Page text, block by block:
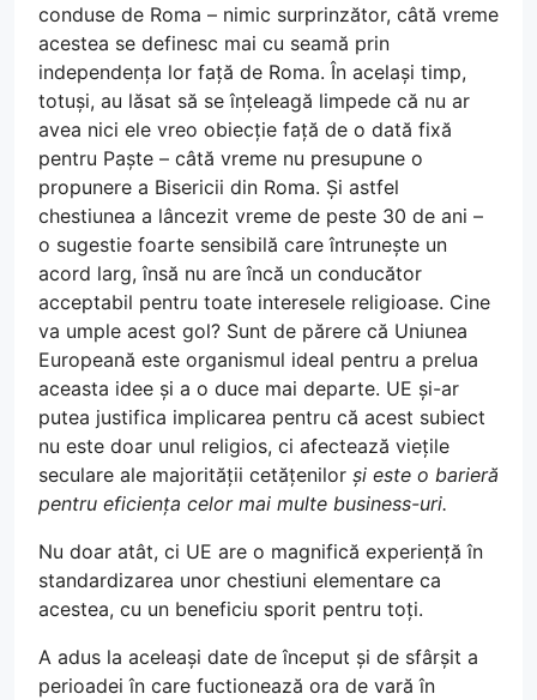
conduse de Roma – nimic surprinzător, câtă vreme
acestea se definesc mai cu seamă prin
independența lor față de Roma. În același timp,
totuși, au lăsat să se înțeleagă limpede că nu ar
avea nici ele vreo obiecție față de o dată fixă
pentru Paște – câtă vreme nu presupune o
propunere a Bisericii din Roma. Și astfel
chestiunea a lâncezit vreme de peste 30 de ani –
o sugestie foarte sensibilă care întrunește un
acord larg, însă nu are încă un conducător
acceptabil pentru toate interesele religioase. Cine
va umple acest gol? Sunt de părere că Uniunea
Europeană este organismul ideal pentru a prelua
aceasta idee și a o duce mai departe. UE și-ar
putea justifica implicarea pentru că acest subiect
nu este doar unul religios, ci afectează viețile
seculare ale majorității cetățenilor și este o barieră
pentru eficiența celor mai multe business-uri.
Nu doar atât, ci UE are o magnifică experiență în
standardizarea unor chestiuni elementare ca
acestea, cu un beneficiu sporit pentru toți.
A adus la aceleași date de început și de sfârșit a
perioadei în care fuctionează ora de vară în